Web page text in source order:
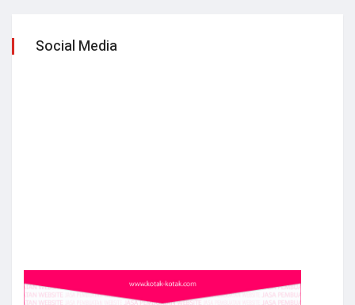
Social Media